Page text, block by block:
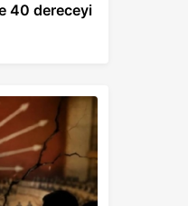
40 dereceyi